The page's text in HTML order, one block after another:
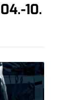
10.